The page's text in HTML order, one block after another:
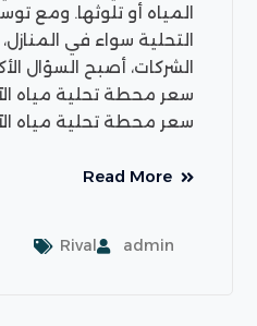
المياه أو تلوثها. ومع
التحلية سواء في المنازل،
الشركات، أصبح السؤال
سعر محطة تحلية مياه
سعر محطة تحلية مياه
Read More
admin
Rival